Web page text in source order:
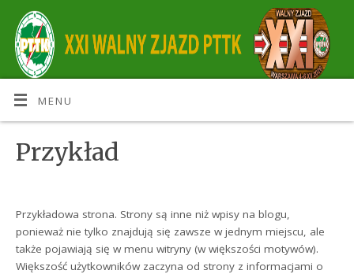
MENU
Przykład
Przykładowa strona. Strony są inne niż wpisy na blogu,
ponieważ nie tylko znajdują się zawsze w jednym miejscu, ale
także pojawiają się w menu witryny (w większości motywów).
Większość użytkowników zaczyna od strony z informacjami o